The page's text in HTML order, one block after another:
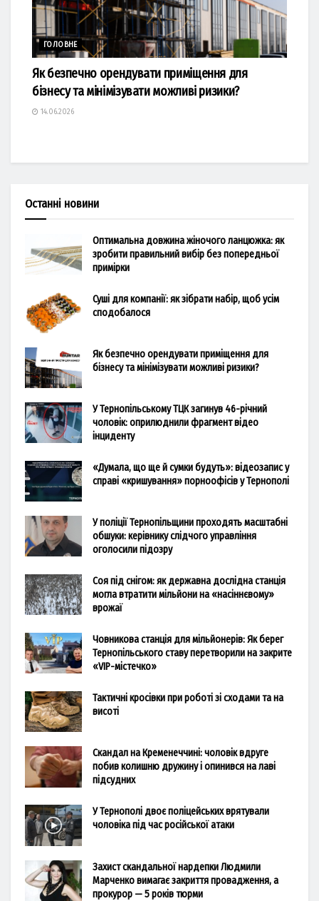
ГОЛОВНЕ
Як безпечно орендувати приміщення для
бізнесу та мінімізувати можливі ризики?
14.06.2026
Останні новини
Оптимальна довжина жіночого ланцюжка: як
зробити правильний вибір без попередньої
примірки
Суші для компанії: як зібрати набір, щоб усім
сподобалося
Як безпечно орендувати приміщення для
бізнесу та мінімізувати можливі ризики?
У Тернопільському ТЦК загинув 46-річний
чоловік: оприлюднили фрагмент відео
інциденту
«Думала, що ще й сумки будуть»: відеозапис у
справі «кришування» порноофісів у Тернополі
У поліції Тернопільщини проходять масштабні
обшуки: керівнику слідчого управління
оголосили підозру
Соя під снігом: як державна дослідна станція
могла втратити мільйони на «насіннєвому»
врожаї
Човникова станція для мільйонерів: Як берег
Тернопільського ставу перетворили на закрите
«VIP-містечко»
Тактичні кросівки при роботі зі сходами та на
висоті
Скандал на Кременеччині: чоловік вдруге
побив колишню дружину і опинився на лаві
підсудних
У Тернополі двоє поліцейських врятували
чоловіка під час російської атаки
Захист скандальної нардепки Людмили
Марченко вимагає закриття провадження, а
прокурор — 5 років тюрми